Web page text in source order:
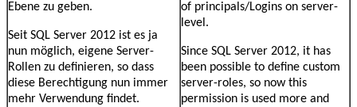
Ebene zu geben.
Seit SQL Server 2012 ist es ja
nun möglich, eigene Server-
Rollen zu definieren, so dass
diese Berechtigung nun immer
mehr Verwendung findet.
of principals/Logins on server-
level.
Since SQL Server 2012, it has
been possible to define custom
server-roles, so now this
permission is used more and